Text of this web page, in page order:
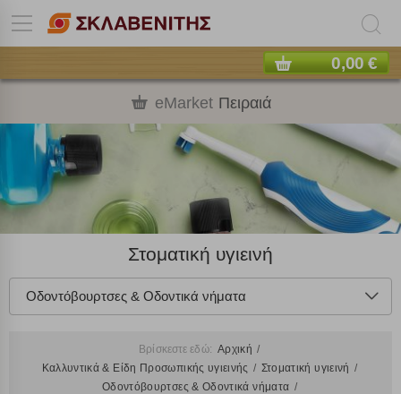
0,00 €
eMarket Πειραιά
Στοματική υγιεινή
Οδοντόβουρτσες & Οδοντικά νήματα
Βρίσκεστε εδώ: Αρχική
Καλλυντικά & Είδη Προσωπικής υγιεινής
Στοματική υγιεινή
Οδοντόβουρτσες & Οδοντικά νήματα